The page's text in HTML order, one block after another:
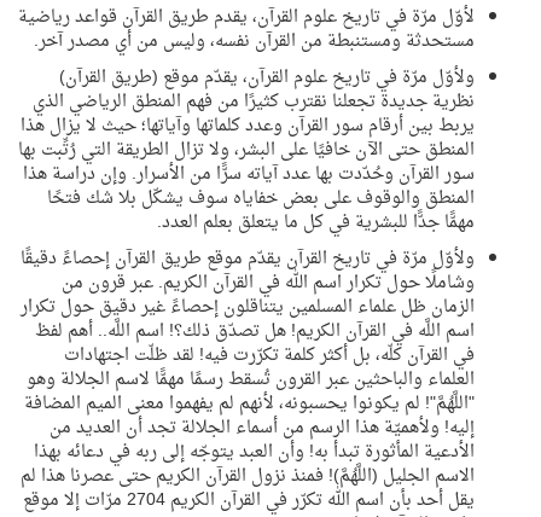
لأوّل مرّة في تاريخ علوم القرآن، يقدم طريق القرآن قواعد رياضية
مستحدثة ومستنبطة من القرآن نفسه، وليس من أي مصدر آخر.
ولأوّل مرّة في تاريخ علوم القرآن، يقدّم موقع (طريق القرآن)
نظرية جديدة تجعلنا نقترب كثيرًا من فهم المنطق الرياضي الذي
يربط بين أرقام سور القرآن وعدد كلماتها وآياتها؛ حيث لا يزال هذا
المنطق حتى الآن خافيًا على البشر، ولا تزال الطريقة التي رُتِّبت بها
سور القرآن وحُدّدت بها عدد آياته سرًّا من الأسرار. وإن دراسة هذا
المنطق والوقوف على بعض خفاياه سوف يشكّل بلا شك فتحًا
مهمًّا جدًّا للبشرية في كل ما يتعلق بعلم العدد.
ولأوّل مرّة في تاريخ القرآن يقدّم موقع طريق القرآن إحصاءً دقيقًا
وشاملًا حول تكرار اسم الله في القرآن الكريم. عبر قرون من
الزمان ظل علماء المسلمين يتناقلون إحصاءً غير دقيق حول تكرار
اسم اللَّه في القرآن الكريم! هل تصدّق ذلك؟! اسم اللَّه.. أهم لفظ
في القرآن كلّه، بل أكثر كلمة تكرّرت فيه! لقد ظلّت اجتهادات
العلماء والباحثين عبر القرون تُسقط رسمًا مهمًّا لاسم الجلالة وهو
"اللَّهُمَّ"! لم يكونوا يحسبونه، لأنهم لم يفهموا معنى الميم المضافة
إليه! ولأهميّة هذا الرسم من أسماء الجلالة تجد أن العديد من
الأدعية المأثورة تبدأ به! وأن العبد يتوجّه إلى ربه في دعائه بهذا
الاسم الجليل (اللَّهُمَّ)! فمنذ نزول القرآن الكريم حتى عصرنا هذا لم
يقل أحد بأن اسم الله تكرّر في القرآن الكريم 2704 مرّات إلا موقع